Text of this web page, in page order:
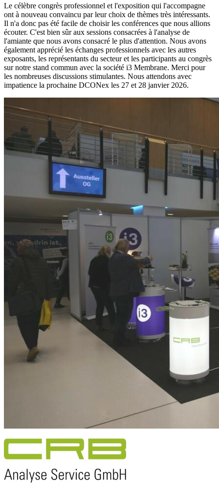
Le célèbre congrès professionnel et l'exposition qui l'accompagne
ont à nouveau convaincu par leur choix de thèmes très intéressants.
Il n'a donc pas été facile de choisir les conférences que nous allions
écouter. C'est bien sûr aux sessions consacrées à l'analyse de
l'amiante que nous avons consacré le plus d'attention. Nous avons
également apprécié les échanges professionnels avec les autres
exposants, les représentants du secteur et les participants au congrès
sur notre stand commun avec la société i3 Membrane. Merci pour
les nombreuses discussions stimulantes. Nous attendons avec
impatience la prochaine DCONex les 27 et 28 janvier 2026.